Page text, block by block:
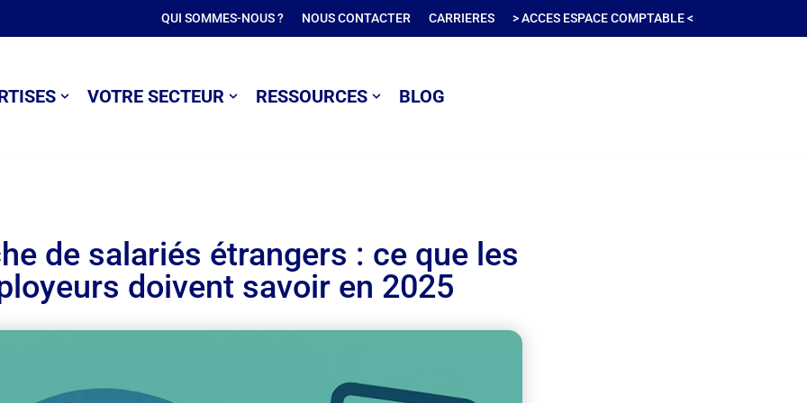
QUI SOMMES-NOUS ? NOUS CONTACTER CARRIERES > ACCES ESPACE COMPTABLE <
VOTRE SECTEUR RESSOURCES BLOG
de salariés étrangers : ce que les
doivent savoir en 2025